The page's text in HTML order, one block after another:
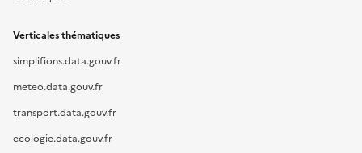
Verticales thématiques
simplifions.data.gouv.fr
meteo.data.gouv.fr
transport.data.gouv.fr
ecologie.data.gouv.fr